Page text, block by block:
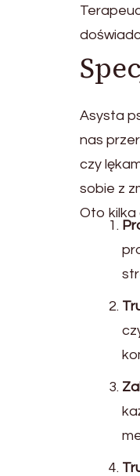
Asysta
nas
czy
sobie z
Oto kilka